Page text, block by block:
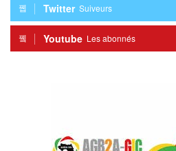
Twitter Suiveurs
Youtube Les abonnés